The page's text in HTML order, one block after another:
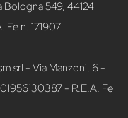
549, 44124
Fe n. 171907
srl - Via Manzoni, 6 -
- R.E.A. Fe